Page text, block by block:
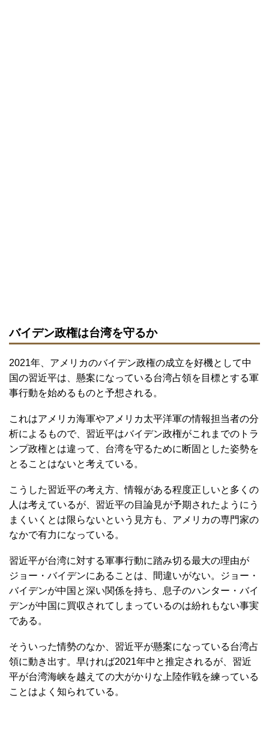
バイデン政権は台湾を守るか
2021年、アメリカのバイデン政権の成立を好機として中
国の習近平は、懸案になっている台湾占領を目標とする軍
事行動を始めるものと予想される。
これはアメリカ海軍やアメリカ太平洋軍の情報担当者の分
析によるもので、習近平はバイデン政権がこれまでのトラ
ンプ政権とは違って、台湾を守るために断固とした姿勢を
とることはないと考えている。
こうした習近平の考え方、情報がある程度正しいと多くの
人は考えているが、習近平の目論見が予期されたようにう
まくいくとは限らないという見方も、アメリカの専門家の
なかで有力になっている。
習近平が台湾に対する軍事行動に踏み切る最大の理由が
ジョー・バイデンにあることは、間違いがない。ジョー・
バイデンが中国と深い関係を持ち、息子のハンター・バイ
デンが中国に買収されてしまっているのは紛れもない事実
である。
そういった情勢のなか、習近平が懸案になっている台湾占
領に動き出す。早ければ2021年中と推定されるが、習近
平が台湾海峡を越えての大がかりな上陸作戦を練っている
ことはよく知られている。